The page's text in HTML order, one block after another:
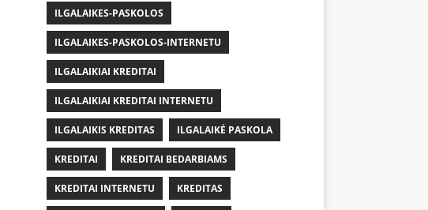
ILGALAIKES-PASKOLOS
ILGALAIKES-PASKOLOS-INTERNETU
ILGALAIKIAI KREDITAI
ILGALAIKIAI KREDITAI INTERNETU
ILGALAIKIS KREDITAS ILGALAIKĖ PASKOLA
KREDITAI KREDITAI BEDARBIAMS
KREDITAI INTERNETU KREDITAS